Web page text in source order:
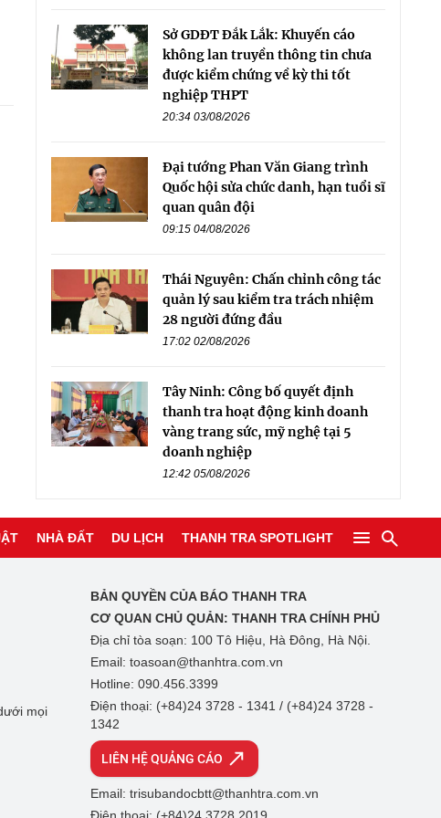
Sở GDĐT Đắk Lắk: Khuyến cáo
không lan truyền thông tin chưa
được kiểm chứng về kỳ thi tốt
nghiệp THPT
20:34 03/08/2026
Đại tướng Phan Văn Giang trình
Quốc hội sửa chức danh, hạn tuổi sĩ
quan quân đội
09:15 04/08/2026
Thái Nguyên: Chấn chỉnh công tác
quản lý sau kiểm tra trách nhiệm
28 người đứng đầu
17:02 02/08/2026
Tây Ninh: Công bố quyết định
thanh tra hoạt động kinh doanh
vàng trang sức, mỹ nghệ tại 5
doanh nghiệp
12:42 05/08/2026
NHÀ ĐẤT DU LỊCH THANH TRA SPOTLIGHT
mọi
BẢN QUYỀN CỦA BÁO THANH TRA
CƠ QUAN CHỦ QUẢN: THANH TRA CHÍNH PHỦ
Địa chỉ tòa soạn: 100 Tô Hiệu, Hà Đông, Hà Nội.
Email: toasoan@thanhtra.com.vn
Hotline: 090.456.3399
Điện thoại: (+84)24 3728 - 1341 / (+84)24 3728 -
1342
LIÊN HỆ QUẢNG CÁO
Email: trisubandocbtt@thanhtra.com.vn